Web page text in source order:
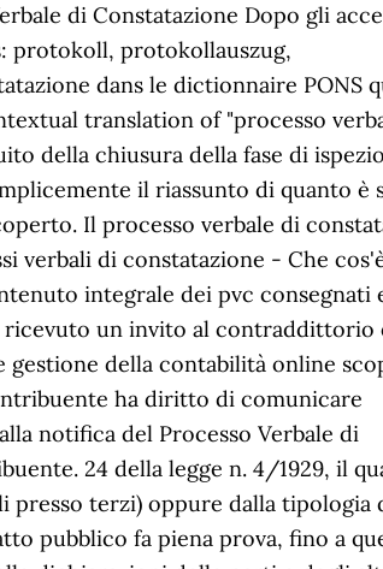
di Constatazione Dopo gli
protokoll, protokollauszug,
dans le dictionnaire PONS
translation of "processo
della chiusura della fase di
il riassunto di quanto è
Il processo verbale di
verbali di constatazione - Che
integrale dei pvc consegnati
ricevuto un invito al contraddittorio
gestione della contabilità online
ha diritto di comunicare
notifica del Processo Verbale di
24 della legge n. 4/1929, il
presso terzi) oppure dalla tipologia
pubblico fa piena prova, fino a